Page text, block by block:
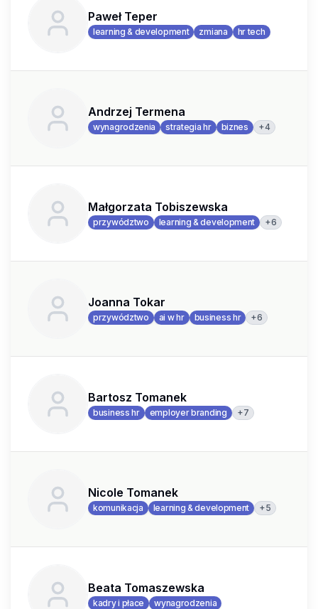
Paweł Teper
learning & development zmiana hr tech
Andrzej Termena
wynagrodzenia strategia hr biznes +4
Małgorzata Tobiszewska
przywództwo learning & development +6
Joanna Tokar
przywództwo ai w hr business hr +6
Bartosz Tomanek
business hr employer branding +7
Nicole Tomanek
komunikacja learning & development +5
Beata Tomaszewska
kadry i płace wynagrodzenia